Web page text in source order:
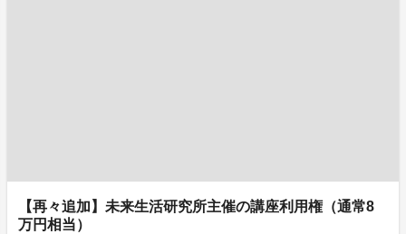
【再々追加】未来生活研究所主催の講座利用権（通常8
万円相当）